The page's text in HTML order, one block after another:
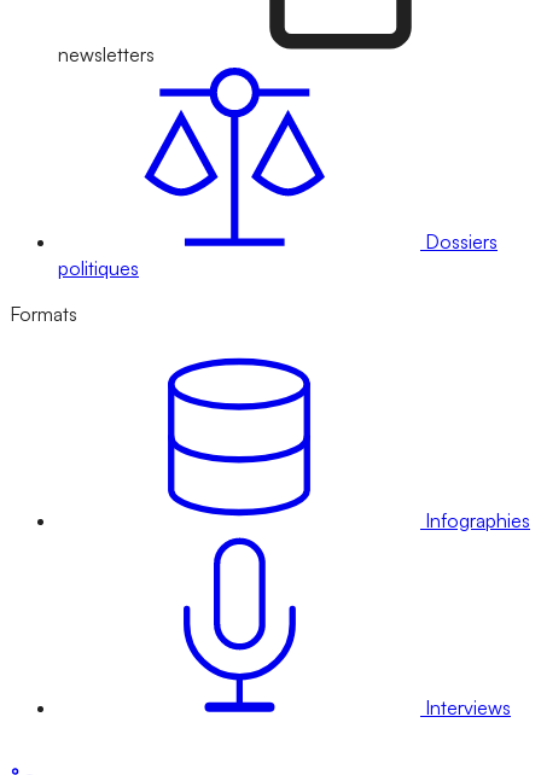
newsletters
Dossiers
politiques
Formats
Infographies
Interviews